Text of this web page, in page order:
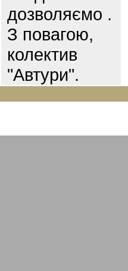
дозволяємо .
З повагою,
колектив
"Автури".